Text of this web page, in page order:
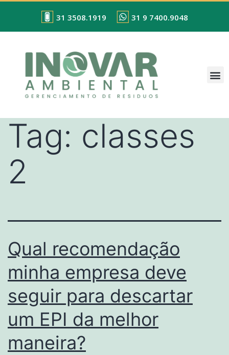
31 3508.1919 31 9 7400.9048
Tag: classes
2
Qual recomendação
minha empresa deve
seguir para descartar
um EPI da melhor
maneira?